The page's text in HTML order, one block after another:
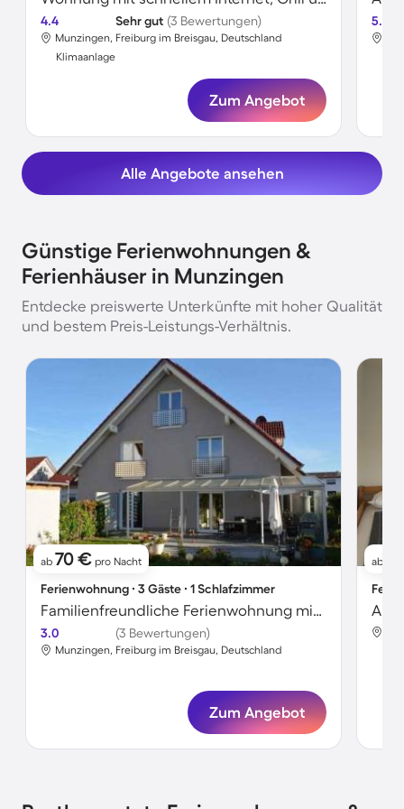
4.4 Sehr gut (3 Bewertungen)
Munzingen, Freiburg im Breisgau, Deutschland
Klimaanlage
Zum Angebot
5.0
Alle Angebote ansehen
Günstige Ferienwohnungen &
Ferienhäuser in Munzingen
Entdecke preiswerte Unterkünfte mit hoher Qualität
und bestem Preis-Leistungs-Verhältnis.
ab 70 € pro Nacht
Ferienwohnung ∙ 3 Gäste ∙ 1 Schlafzimmer
Familienfreundliche Ferienwohnung mit Garten und Terrasse | Perfekt für die Arbeit von Zuhause
3.0 (3 Bewertungen)
Munzingen, Freiburg im Breisgau, Deutschland
Zum Angebot
ab